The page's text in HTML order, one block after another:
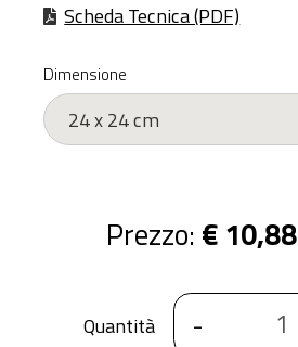
Scheda Tecnica (PDF)
Dimensione
Prezzo: € 10,88
Quantità -